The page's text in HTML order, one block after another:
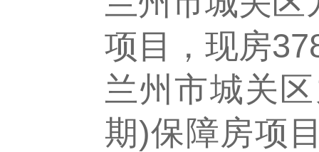
项目，现房
兰州市城关
期)保障房项